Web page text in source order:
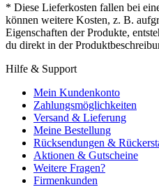
* Diese Lieferkosten fallen bei
können weitere Kosten, z. B.
Eigenschaften der Produkte,
du direkt in der
Hilfe & Support
Mein Kundenkonto
Zahlungsmöglichkeiten
Versand & Lieferung
Meine Bestellung
Rücksendungen &
Aktionen & Gutscheine
Weitere Fragen?
Firmenkunden